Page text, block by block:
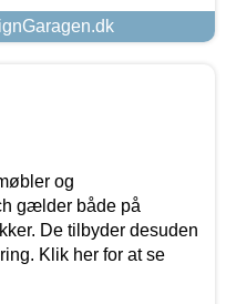
og
gælder både på
De tilbyder desuden
Klik her for at se